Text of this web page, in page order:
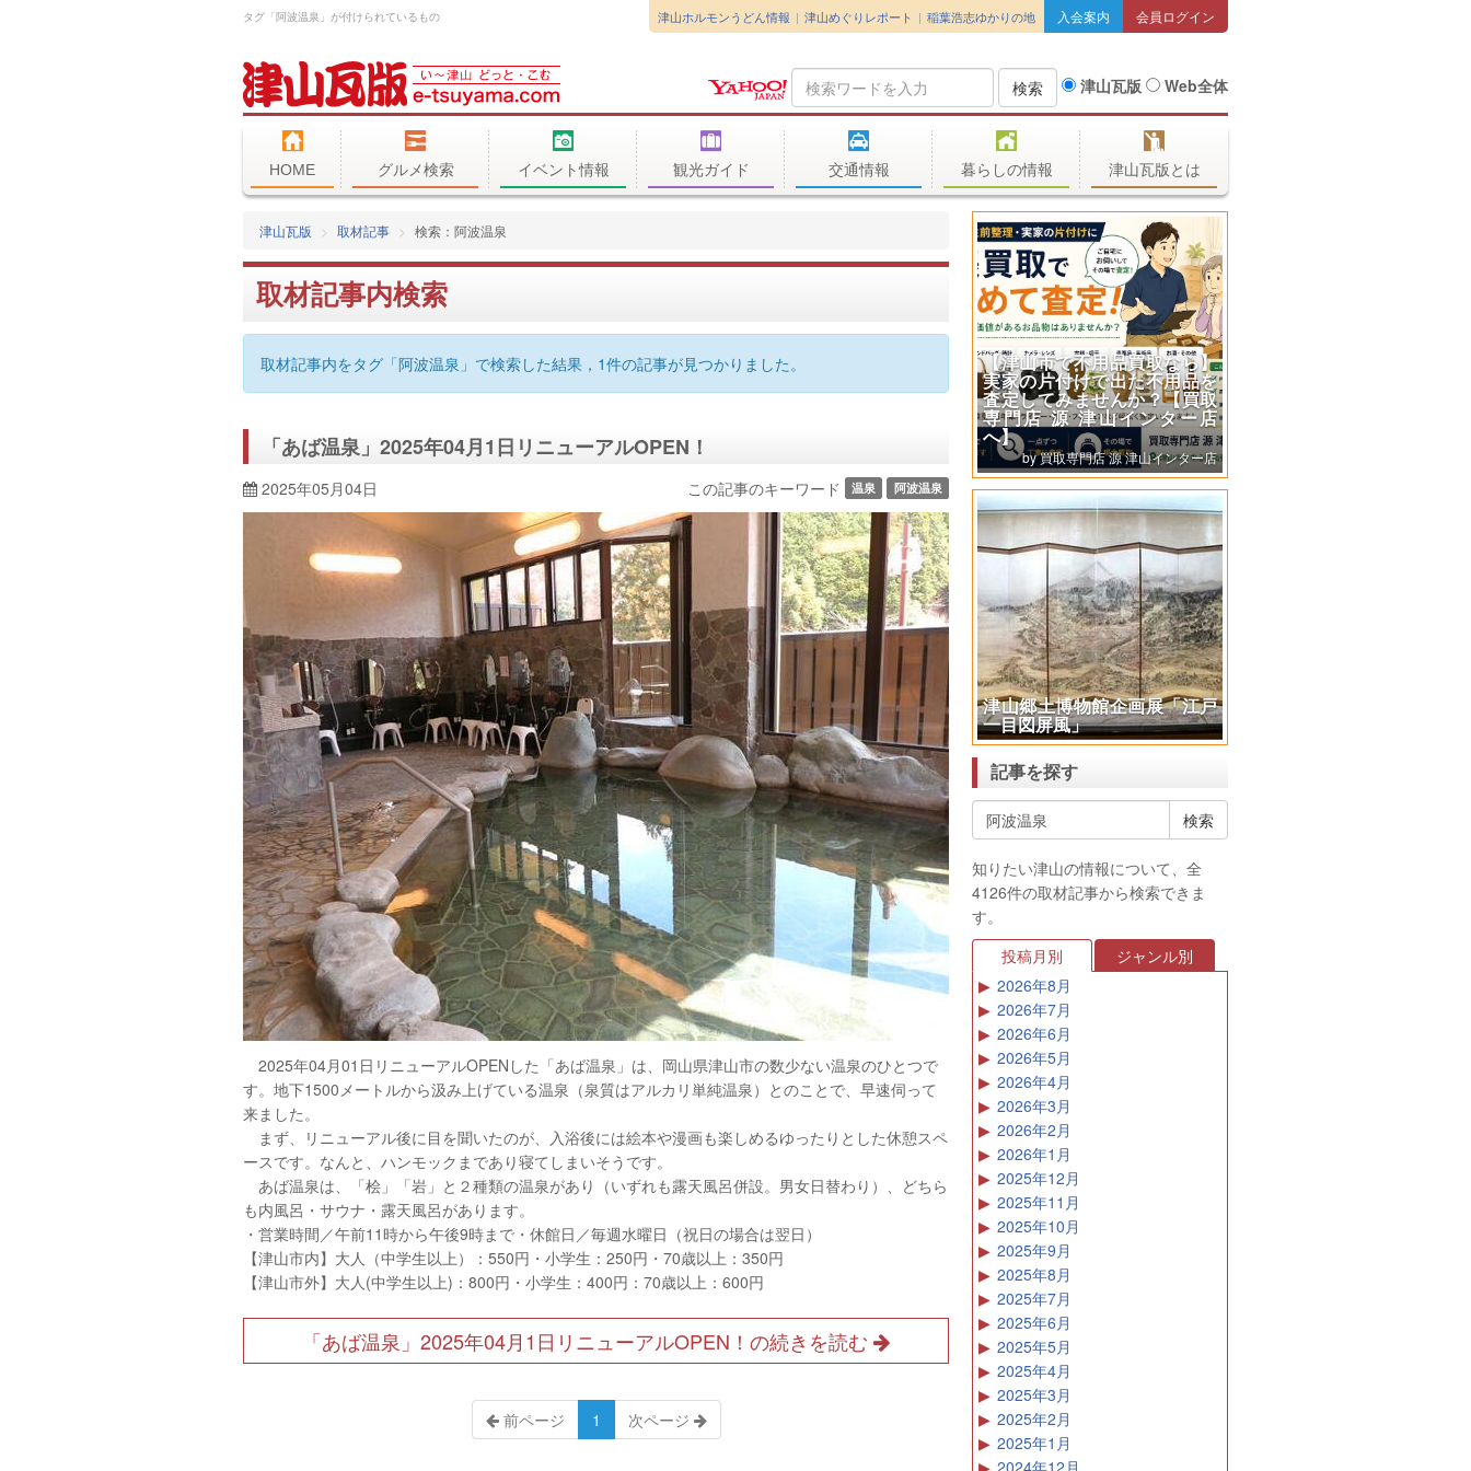
タグ「阿波温泉」が付けられているもの 入会案内 会員ログイン
津山ホルモンうどん情報 津山めぐりレポート 稲葉浩志ゆかりの地
Search
Query
検索 津山瓦版 Web全体
HOME グルメ検索 イベント情報 観光ガイド 交通情報 暮らしの情報 津山瓦版とは
津山瓦版 取材記事 検索：阿波温泉
取材記事内検索
取材記事内をタグ「阿波温泉」で検索した結果，1件の記事が見つかりました。
「あば温泉」2025年04月1日リニューアルOPEN！
2025年05月04日 この記事のキーワード 温泉 阿波温泉
2025年04月01日リニューアルOPENした「あば温泉」は、岡山県津山市の数少ない温泉のひとつで
す。地下1500メートルから汲み上げている温泉（泉質はアルカリ単純温泉）とのことで、早速伺って
来ました。
まず、リニューアル後に目を聞いたのが、入浴後には絵本や漫画も楽しめるゆったりとした休憩スペ
ースです。なんと、ハンモックまであり寝てしまいそうです。
あば温泉は、「桧」「岩」と２種類の温泉があり（いずれも露天風呂併設。男女日替わり）、どちら
も内風呂・サウナ・露天風呂があります。
・営業時間／午前11時から午後9時まで・休館日／毎週水曜日（祝日の場合は翌日）
【津山市内】大人（中学生以上）：550円・小学生：250円・70歳以上：350円
【津山市外】大人(中学生以上)：800円・小学生：400円：70歳以上：600円
「あば温泉」2025年04月1日リニューアルOPEN！の続きを読む
前ページ 1 次ページ
【津山市で不用品買取なら】
実家の片付けで出た不用品を
査定してみませんか？【買取
専門店 源 津山インター店
へ】
買取専門店 源 津山インター店
津山郷土博物館企画展「江戸
一目図屏風」
記事を探す
知りたい津山の情報について、全
4126件の取材記事から検索できま
す。
投稿月別
ジャンル別
2026年8月
2026年7月
2026年6月
2026年5月
2026年4月
2026年3月
2026年2月
2026年1月
2025年12月
2025年11月
2025年10月
2025年9月
2025年8月
2025年7月
2025年6月
2025年5月
2025年4月
2025年3月
2025年2月
2025年1月
2024年12月